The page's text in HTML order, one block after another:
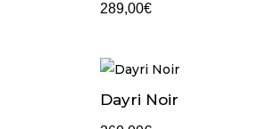
289,00€
Dayri Noir